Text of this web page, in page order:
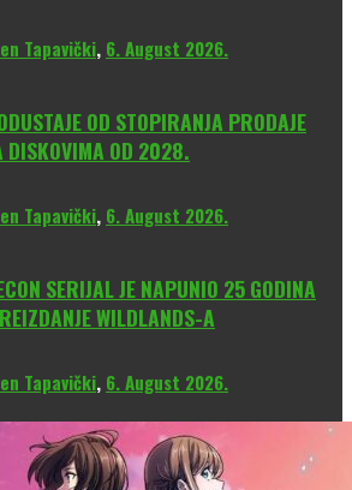
Tapavički, 6. August 2026.
OD STOPIRANJA PRODAJE
DISKOVIMA OD 2028.
Tapavički, 6. August 2026.
SERIJAL JE NAPUNIO 25 GODINA
WILDLANDS-A
Tapavički, 6. August 2026.